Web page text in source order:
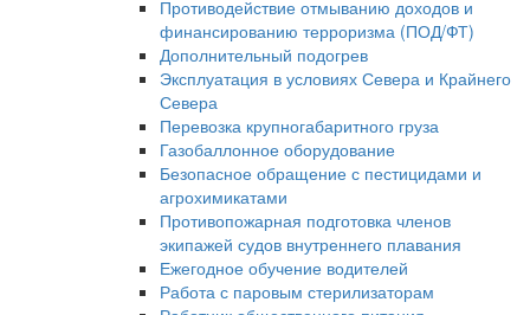
Противодействие отмыванию доходов и
финансированию терроризма (ПОД/ФТ)
Дополнительный подогрев
Эксплуатация в условиях Севера и Крайнего
Севера
Перевозка крупногабаритного груза
Газобаллонное оборудование
Безопасное обращение с пестицидами и
агрохимикатами
Противопожарная подготовка членов
экипажей судов внутреннего плавания
Ежегодное обучение водителей
Работа с паровым стерилизаторам